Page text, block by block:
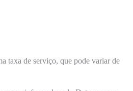
taxa de serviço, que pode variar de